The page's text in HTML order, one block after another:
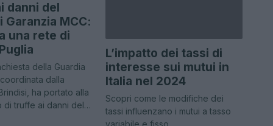
danni del
Garanzia MCC:
una rete di
della Guardia
dalla
ha portato alla
di truffe ai danni del…
L’impatto dei tassi di
interesse sui mutui in
Italia nel 2024
Scopri come le modifiche dei
tassi influenzano i mutui a tasso